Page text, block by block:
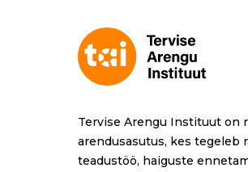
Tervise Arengu Instituut on
arendusasutus, kes tegeleb
teadustöö, haiguste